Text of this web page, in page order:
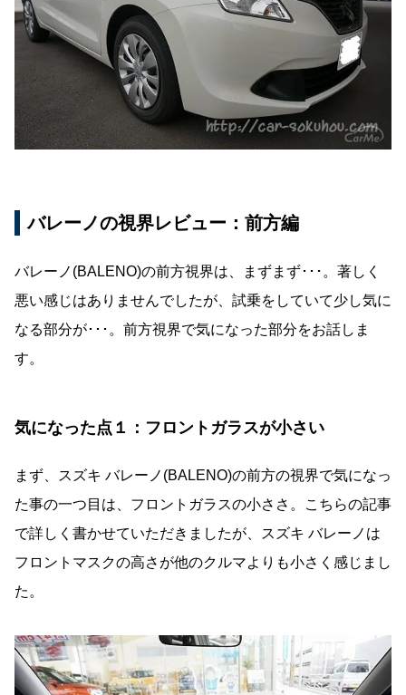
バレーノの視界レビュー：前方編
バレーノ(BALENO)の前方視界は、まずまず･･･。著しく
悪い感じはありませんでしたが、試乗をしていて少し気に
なる部分が･･･。前方視界で気になった部分をお話しま
す。
気になった点１：フロントガラスが小さい
まず、スズキ バレーノ(BALENO)の前方の視界で気になっ
た事の一つ目は、フロントガラスの小ささ。こちらの記事
で詳しく書かせていただきましたが、スズキ バレーノは
フロントマスクの高さが他のクルマよりも小さく感じまし
た。